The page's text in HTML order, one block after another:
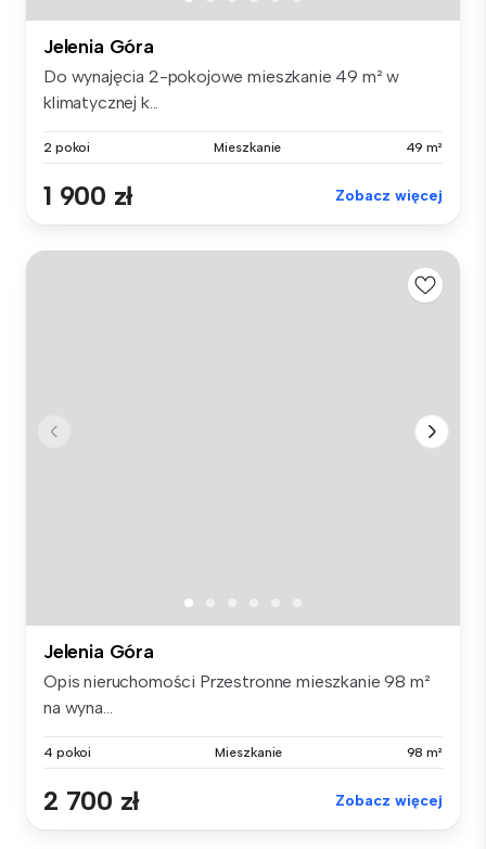
Jelenia Góra
Do wynajęcia 2-pokojowe mieszkanie 49 m² w
klimatycznej k...
2 pokoi Mieszkanie 49 m²
1 900 zł Zobacz więcej
Jelenia Góra
Opis nieruchomości Przestronne mieszkanie 98 m²
na wyna...
4 pokoi Mieszkanie 98 m²
2 700 zł Zobacz więcej